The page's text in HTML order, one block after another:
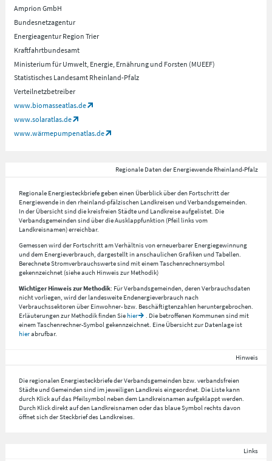
Amprion GmbH
Bundesnetzagentur
Energieagentur Region Trier
Kraftfahrtbundesamt
Ministerium für Umwelt, Energie, Ernährung und Forsten (MUEEF)
Statistisches Landesamt Rheinland-Pfalz
Verteilnetzbetreiber
www.biomasseatlas.de
www.solaratlas.de
www.wärmepumpenatlas.de
Regionale Daten der Energiewende Rheinland-Pfalz
Regionale Energiesteckbriefe geben einen Überblick über den Fortschritt der
Energiewende in den rheinland-pfälzischen Landkreisen und Verbandsgemeinden.
In der Übersicht sind die kreisfreien Städte und Landkreise aufgelistet. Die
Verbandsgemeinden sind über die Ausklappfunktion (Pfeil links vom
Landkreisnamen) erreichbar.
Gemessen wird der Fortschritt am Verhältnis von erneuerbarer Energiegewinnung
und dem Energieverbrauch, dargestellt in anschaulichen Grafiken und Tabellen.
Berechnete Stromverbrauchswerte sind mit einem Taschenrechnersymbol
gekennzeichnet (siehe auch Hinweis zur Methodik)
Wichtiger Hinweis zur Methodik: Für Verbandsgemeinden, deren Verbrauchsdaten
nicht vorliegen, wird der landesweite Endenergieverbrauch nach
Verbrauchssektoren über Einwohner- bzw. Beschäftigtenzahlen heruntergebrochen.
Erläuterungen zur Methodik finden Siehier
. Die betroffenen Kommunen sind mit
einem Taschenrechner-Symbol gekennzeichnet. Eine Übersicht zur Datenlage ist
hierabrufbar.
Hinweis
Die regionalen Energiesteckbriefe der Verbandsgemeinden bzw. verbandsfreien
Städte und Gemeinden sind im jeweiligen Landkreis eingeordnet. Die Liste kann
durch Klick auf das Pfeilsymbol neben dem Landkreisnamen aufgeklappt werden.
Durch Klick direkt auf den Landkreisnamen oder das blaue Symbol rechts davon
öffnet sich der Steckbrief des Landkreises.
Links